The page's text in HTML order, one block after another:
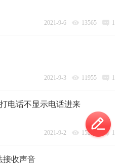
2021-9-6 13565 1
2021-9-3 11955 1
电话不显示电话进来
2021-9-2 15200 1
接收声音